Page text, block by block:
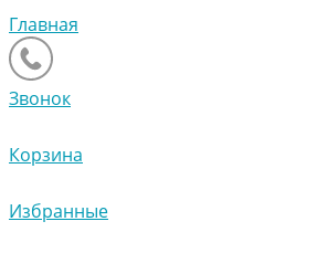
Главная
Звонок
Корзина
Избранные